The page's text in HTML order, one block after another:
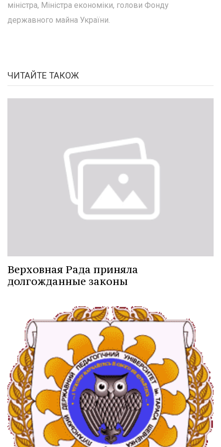
міністра, Міністра економіки, голови Фонду
державного майна України.
ЧИТАЙТЕ ТАКОЖ
Верховная Рада приняла
долгожданные законы